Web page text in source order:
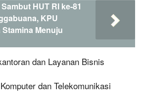
Sambut HUT RI ke-81
KPU
Menuju
dan Layanan Bisnis
dan Telekomunikasi